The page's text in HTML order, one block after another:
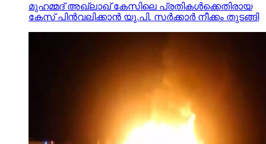
മുഹമ്മദ് അഖ്‌ലാഖ് കേസിലെ പ്രതികള്‍ക്കെതിരായ
കേസ് പിന്‍വലിക്കാന്‍ യു.പി. സര്‍ക്കാര്‍ നീക്കം തുടങ്ങി